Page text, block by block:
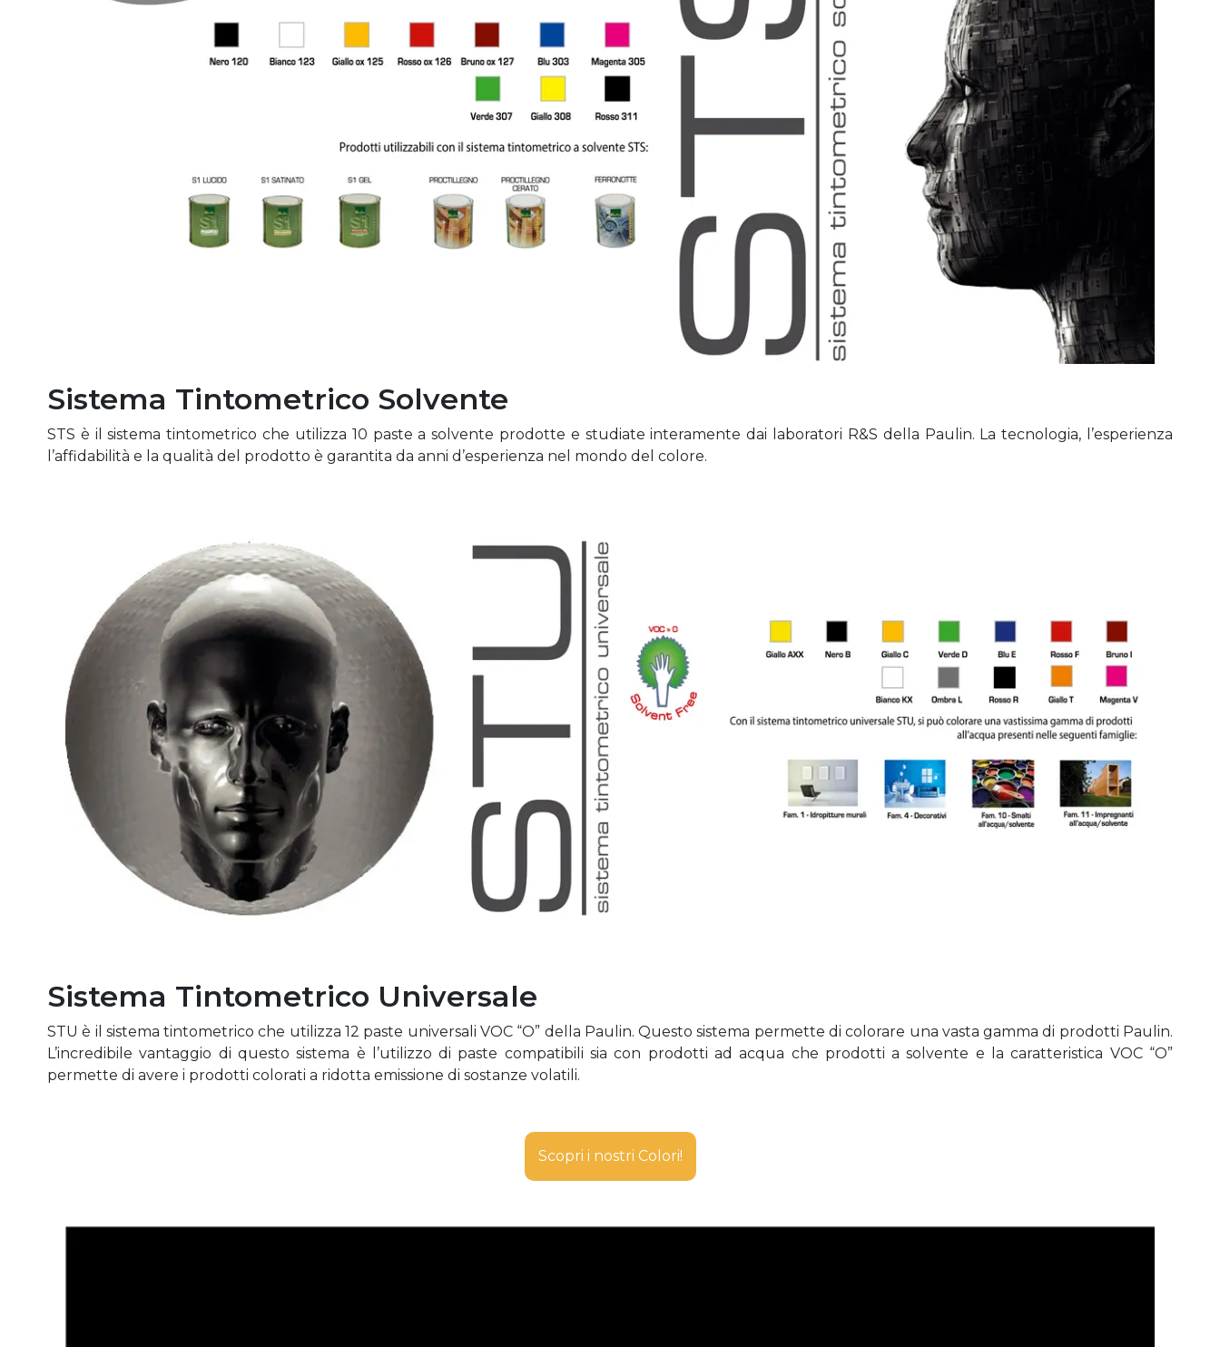
Sistema Tintometrico Solvente
STS è il sistema tintometrico che utilizza 10 paste a solvente prodotte e studiate interamente dai laboratori R&S della Paulin. La tecnologia, l’esperienza
l’affidabilità e la qualità del prodotto è garantita da anni d’esperienza nel mondo del colore.
Sistema Tintometrico Universale
STU è il sistema tintometrico che utilizza 12 paste universali VOC “O” della Paulin. Questo sistema permette di colorare una vasta gamma di prodotti Paulin.
L’incredibile vantaggio di questo sistema è l’utilizzo di paste compatibili sia con prodotti ad acqua che prodotti a solvente e la caratteristica VOC “O”
permette di avere i prodotti colorati a ridotta emissione di sostanze volatili.
Scopri i nostri Colori!